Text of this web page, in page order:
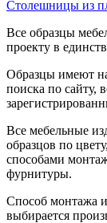
Столешницы из
Все образцы
проекту в
Образцы имеют
поиска по сайту,
Все мебельные
образцов по
способами
фурнитуры.
Способ монтажа
выбирается